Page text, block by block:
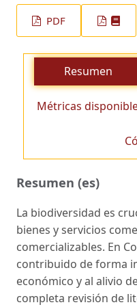
PDF
Resumen
Métricas
Resumen (es)
La biodiversidad es
bienes y servicios
comercializables. En
contribuido de forma
económico y al alivio
completa revisión de